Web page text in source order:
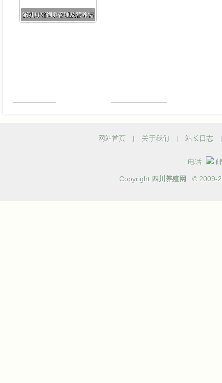
泌乳母猪饲养管理及营养需
网站首页 | 关于我们 | 站长日志
电话:
Copyright 四川养殖网 © 2009-